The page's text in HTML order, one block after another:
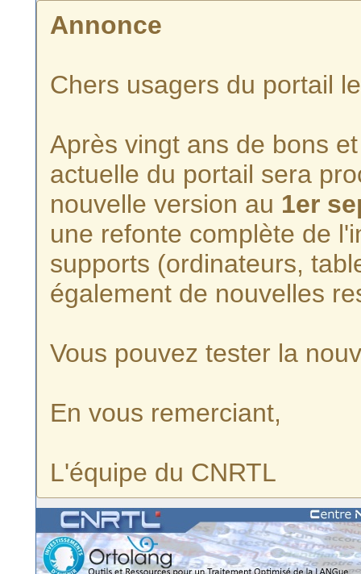
Annonce
Chers usagers du portail
Après vingt ans de bons
actuelle du portail sera
nouvelle version au 1er
une refonte complète de
supports (ordinateurs,
également de nouvelles
Vous pouvez tester la
En vous remerciant,
L'équipe du CNRTL